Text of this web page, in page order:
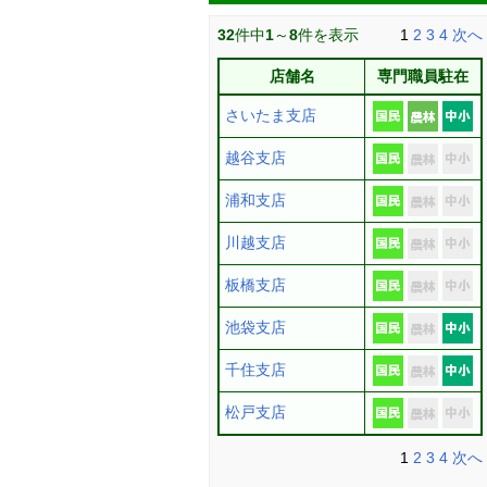
32件中1～8件を表示 1 2 3 4 次へ
店舗名 専門職員駐在
さいたま支店
越谷支店
浦和支店
川越支店
板橋支店
池袋支店
千住支店
松戸支店
1 2 3 4 次へ